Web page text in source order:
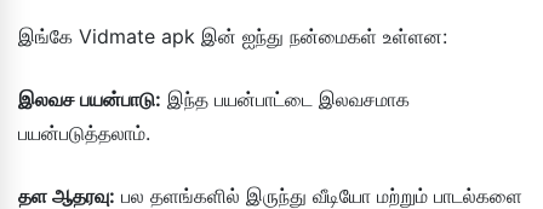
இங்கே Vidmate apk இன் ஐந்து நன்மைகள் உள்ளன:
இலவச பயன்பாடு: இந்த பயன்பாட்டை இலவசமாக
பயன்படுத்தலாம்.
தள ஆதரவு: பல தளங்களில் இருந்து வீடியோ மற்றும் பாடல்களை